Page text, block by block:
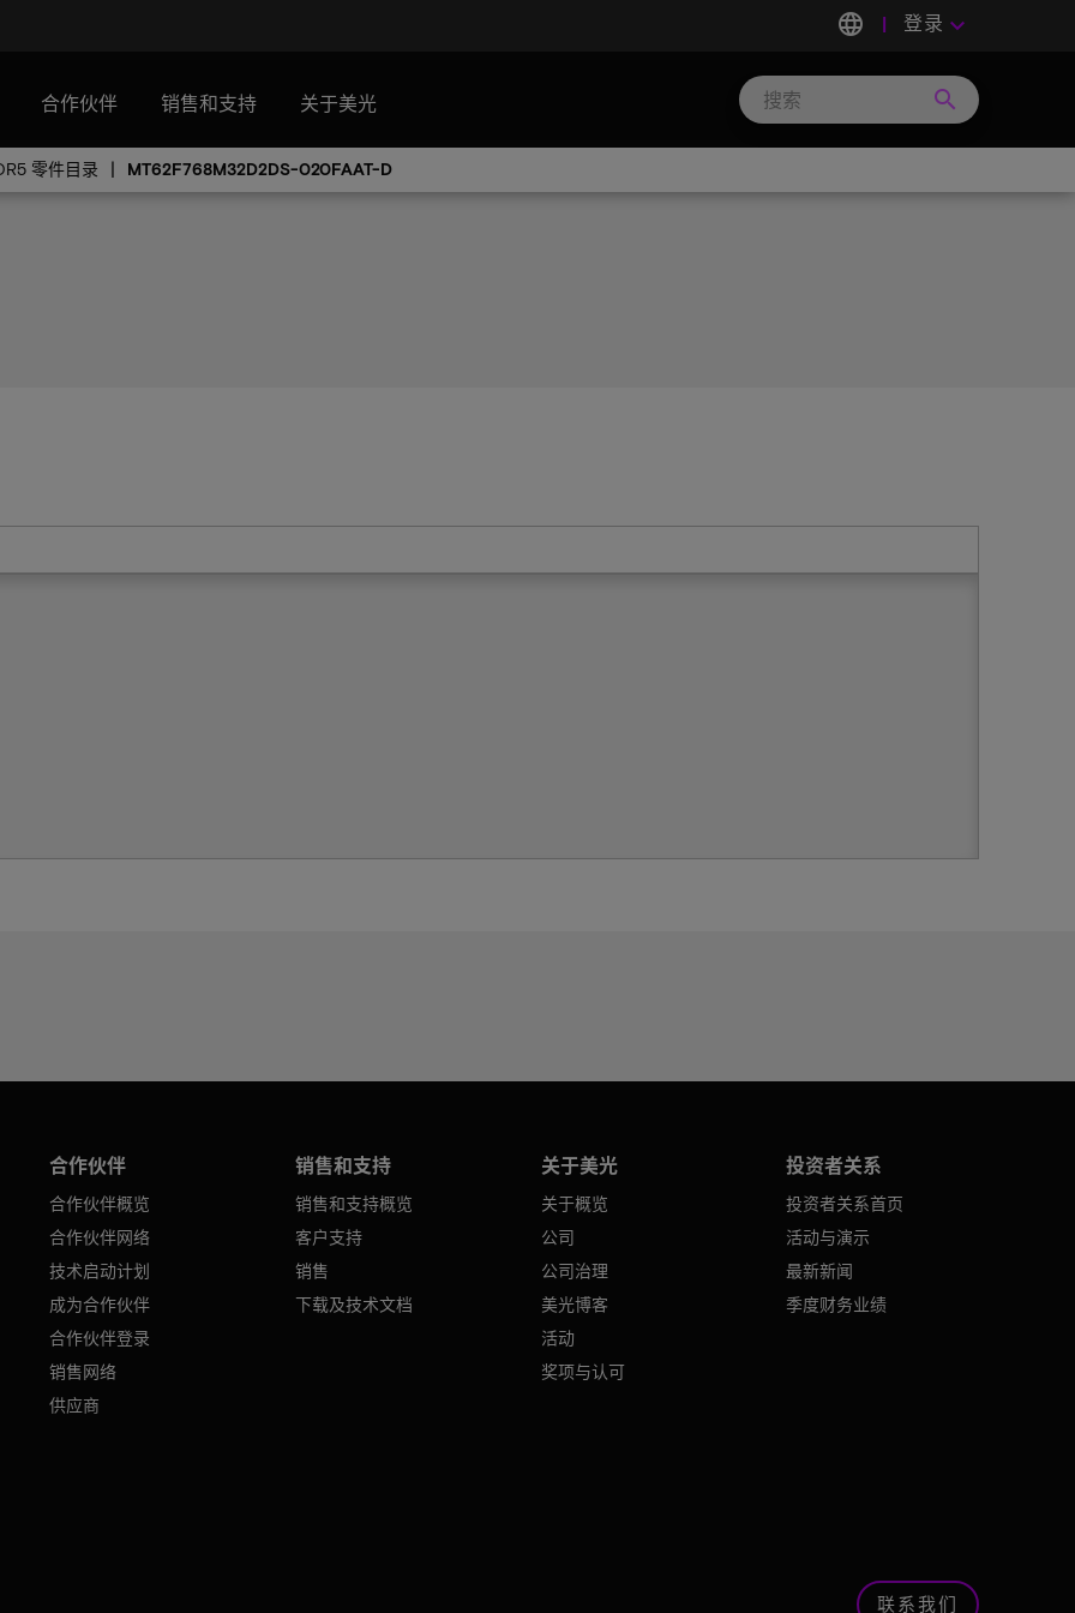
language 登录 keyboard_arrow_down
合作伙伴 销售和支持 关于美光 search
零件目录 MT62F768M32D2DS-020FAAT-D
合作伙伴
合作伙伴概览
合作伙伴网络
技术启动计划
成为合作伙伴
合作伙伴登录
销售网络
供应商
销售和支持
销售和支持概览
客户支持
销售
下载及技术文档
关于美光
关于概览
公司
公司治理
美光博客
活动
奖项与认可
投资者关系
投资者关系首页
活动与演示
最新新闻
季度财务业绩
联系我们